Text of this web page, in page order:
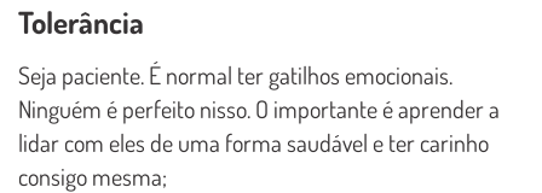
Tolerância
Seja paciente. É normal ter gatilhos emocionais.
Ninguém é perfeito nisso. O importante é aprender a
lidar com eles de uma forma saudável e ter carinho
consigo mesma;